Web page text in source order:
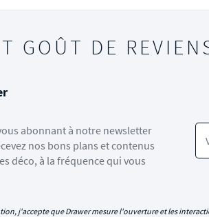
GOÛT DE
abonnant à notre newsletter
nos bons plans et contenus
déco, à la fréquence qui vous
j'accepte que Drawer mesure l'ouverture et les